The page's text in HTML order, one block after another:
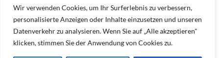
Wir verwenden Cookies, um Ihr Surferlebnis zu verbessern,
personalisierte Anzeigen oder Inhalte einzusetzen und unseren
Datenverkehr zu analysieren. Wenn Sie auf „Alle akzeptieren"
klicken, stimmen Sie der Anwendung von Cookies zu.